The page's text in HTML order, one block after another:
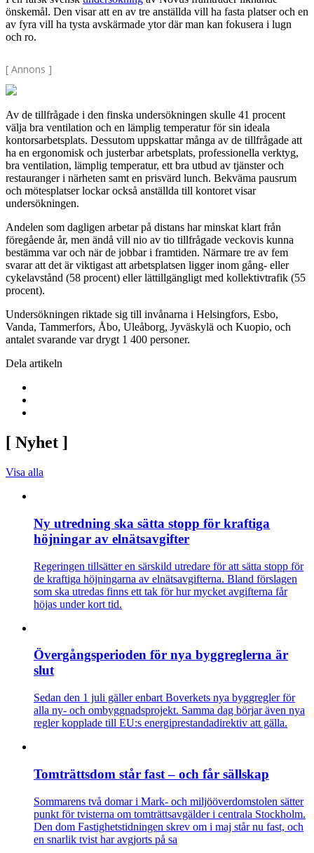
önskemål. Den visar att en av tre anställda vill ha fasta platser och en
av fyra vill ha tysta avskärmade ytor där man kan fokusera i lugn
och ro.
[ Annons ]
Av de tillfrågade i den finska undersökningen skulle 41 procent
välja bra ventilation och en lämplig temperatur för sin ideala
kontorsarbetsplats. Dessutom uppskattar många av de tillfrågade att
ha en ergonomisk och justerbar arbetsplats, professionella verktyg,
bra ventilation, lämplig temperatur, ett bra utbud av tjänster och
restauranger i närheten samt en prisvärd lunch. Bekväma pausrum
och mötesplatser lockar också anställda till kontoret visar
undersökningen.
Andelen som dagligen arbetar på distans har minskat klart från
föregående år, men ändå vill nio av tio tillfrågade veckovis kunna
bestämma var och när de jobbar i framtiden. Närmare tre av fem
svarar att det är viktigast att arbetsplatsen ligger inom gång- eller
cykelavstånd (58 procent) eller lättillgängligt med kollektivtrafik (55
procent).
Undersökningen riktade sig till invånarna i Helsingfors, Esbo,
Vanda, Tammerfors, Åbo, Uleåborg, Jyväskylä och Kuopio, och
antalet svarande var drygt 1 400 personer.
Dela artikeln
[ Nyhet ]
Visa alla
Ny utredning ska sätta stopp för kraftiga
höjningar av elnätsavgifter
Regeringen tillsätter en särskild utredare för att sätta stopp för
de kraftiga höjningarna av elnätsavgifterna. Bland förslagen
som ska utredas finns ett tak för hur mycket avgifterna får
höjas under kort tid.
Övergångsperioden för nya byggreglerna är
slut
Sedan den 1 juli gäller enbart Boverkets nya byggregler för
alla ny- och ombyggnadsprojekt. Samma dag börjar även nya
regler kopplade till EU:s energiprestandadirektiv att gälla.
Tomträttsdom står fast – och får sällskap
Sommarens två domar i Mark- och miljööverdomstolen sätter
punkt för tvisterna om tomträttsavgälder i centrala Stockholm.
Den dom Fastighetstidningen skrev om i maj står nu fast, och
en snarlik tvist har avgjorts på sa